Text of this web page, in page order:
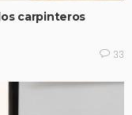
carpinteros
33